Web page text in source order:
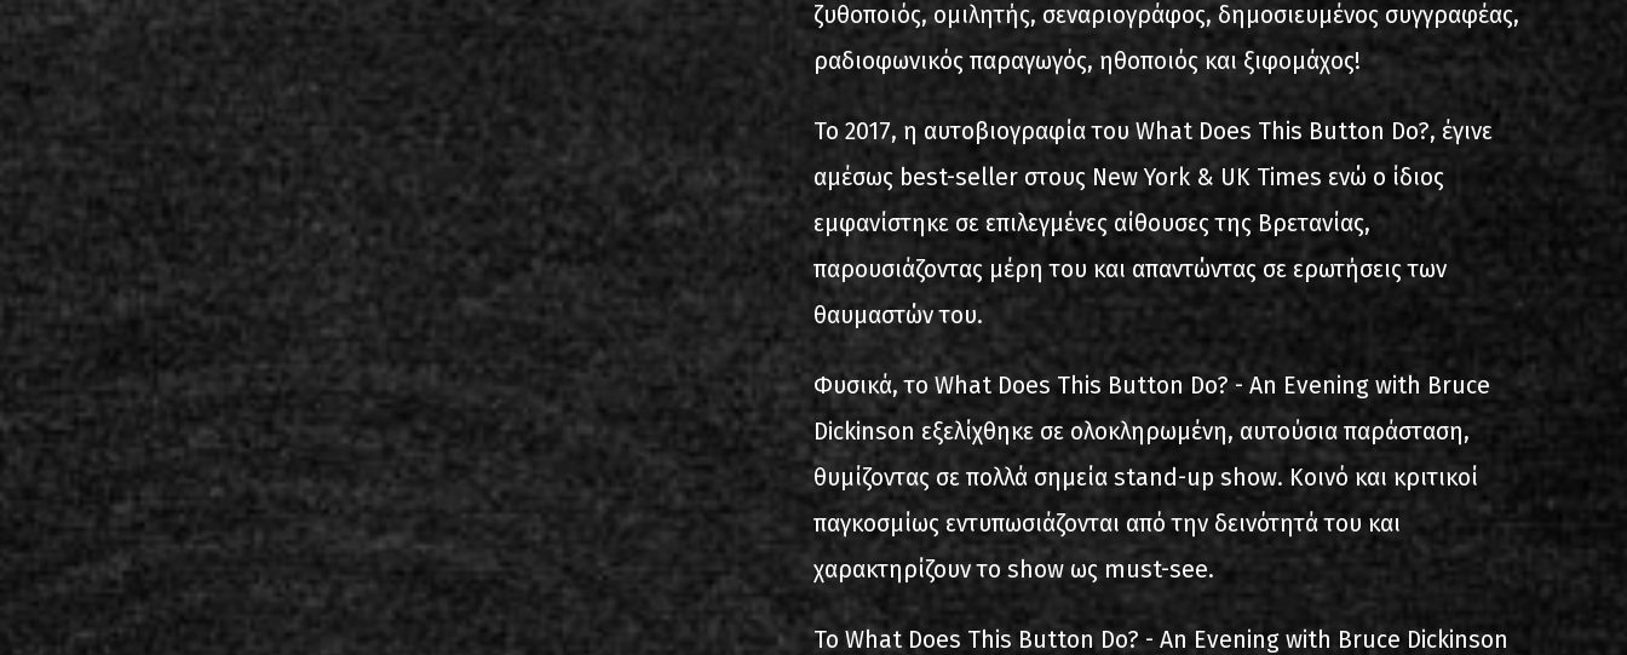
ζυθοποιός, ομιλητής, σεναριογράφος, δημοσιευμένος συγγραφέας,
ραδιοφωνικός παραγωγός, ηθοποιός και ξιφομάχος!
Το 2017, η αυτοβιογραφία του What Does This Button Do?, έγινε
αμέσως best-seller στους New York & UK Times ενώ ο ίδιος
εμφανίστηκε σε επιλεγμένες αίθουσες της Βρετανίας,
παρουσιάζοντας μέρη του και απαντώντας σε ερωτήσεις των
θαυμαστών του.
Φυσικά, το What Does This Button Do? - An Evening with Bruce
Dickinson εξελίχθηκε σε ολοκληρωμένη, αυτούσια παράσταση,
θυμίζοντας σε πολλά σημεία stand-up show. Κοινό και κριτικοί
παγκοσμίως εντυπωσιάζονται από την δεινότητά του και
χαρακτηρίζουν το show ως must-see.
Το What Does This Button Do? - An Evening with Bruce Dickinson